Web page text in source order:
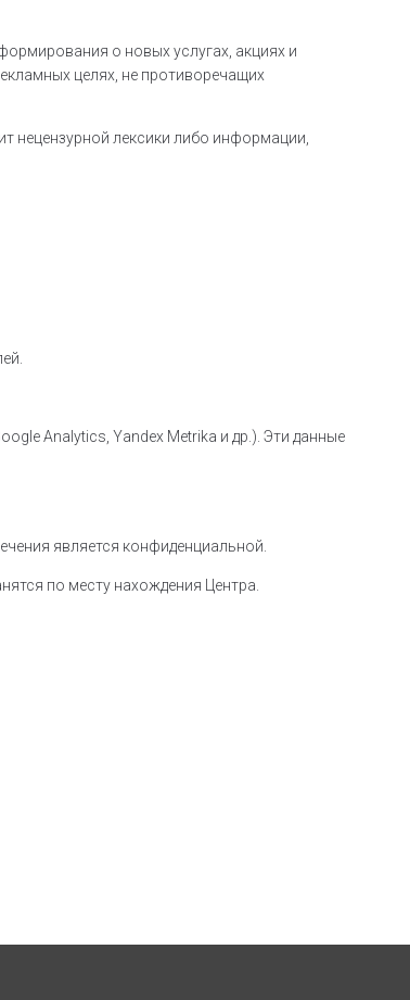
о новых услугах, акциях и
целях, не противоречащих
нецензурной лексики либо информации,
Analytics, Yandex Metrika и др.). Эти данные
является конфиденциальной.
по месту нахождения Центра.